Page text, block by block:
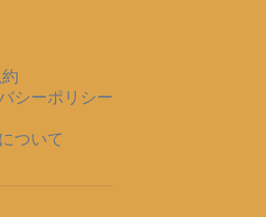
シーポリシー
ついて